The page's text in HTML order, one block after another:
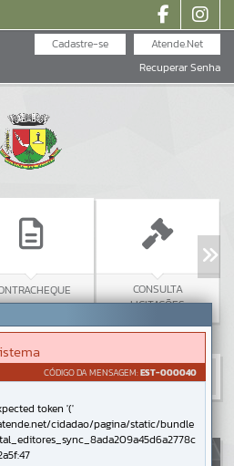
Atende.Net
Cadastre-se
Recuperar Senha
CONSULTA
LICITAÇÕES
CÓDIGO DA MENSAGEM:EST-000040
token '('
cidadao/pagina/static/bundle